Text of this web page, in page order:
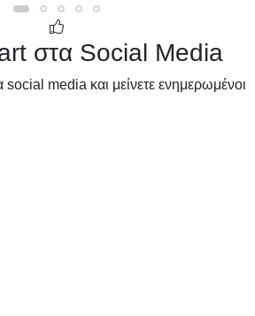
στα Social Media
media και μείνετε ενημερωμένοι